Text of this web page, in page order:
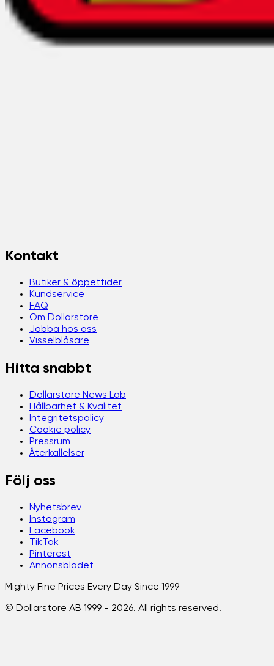
Kontakt
Butiker & öppettider
Kundservice
FAQ
Om Dollarstore
Jobba hos oss
Visselblåsare
Hitta snabbt
Dollarstore News Lab
Hållbarhet & Kvalitet
Integritetspolicy
Cookie policy
Pressrum
Återkallelser
Följ oss
Nyhetsbrev
Instagram
Facebook
TikTok
Pinterest
Annonsbladet
Mighty Fine Prices Every Day Since 1999
© Dollarstore AB 1999 - 2026. All rights reserved.